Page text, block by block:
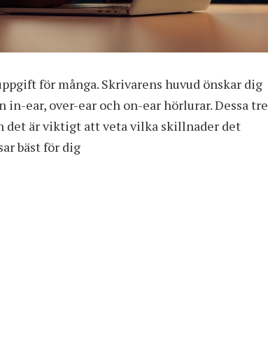
för många. Skrivarens huvud önskar dig
ear, over-ear och on-ear hörlurar. Dessa tre
det är viktigt att veta vilka skillnader det
bäst för dig